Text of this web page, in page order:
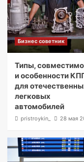
Бизнес советник
Типы,
и особенности
для
легковых
автомобилей
pristroykin_ 28 мая